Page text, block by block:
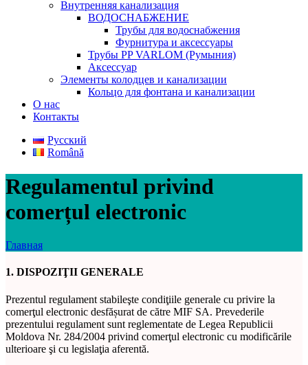
Внутренняя канализация
ВОДОСНАБЖЕНИЕ
Трубы для водоснабжения
Фурнитура и аксессуары
Трубы PP VARLOM (Румыния)
Аксессуар
Элементы колодцев и канализации
Кольцо для фонтана и канализации
О нас
Контакты
Русский
Română
Regulamentul privind
comerțul electronic
Главная
1. DISPOZIŢII GENERALE
Prezentul regulament stabileşte condiţiile generale cu privire la
comerţul electronic desfășurat de către MIF SA. Prevederile
prezentului regulament sunt reglementate de Legea Republicii
Moldova Nr. 284/2004 privind comerţul electronic cu modificările
ulterioare şi cu legislaţia aferentă.